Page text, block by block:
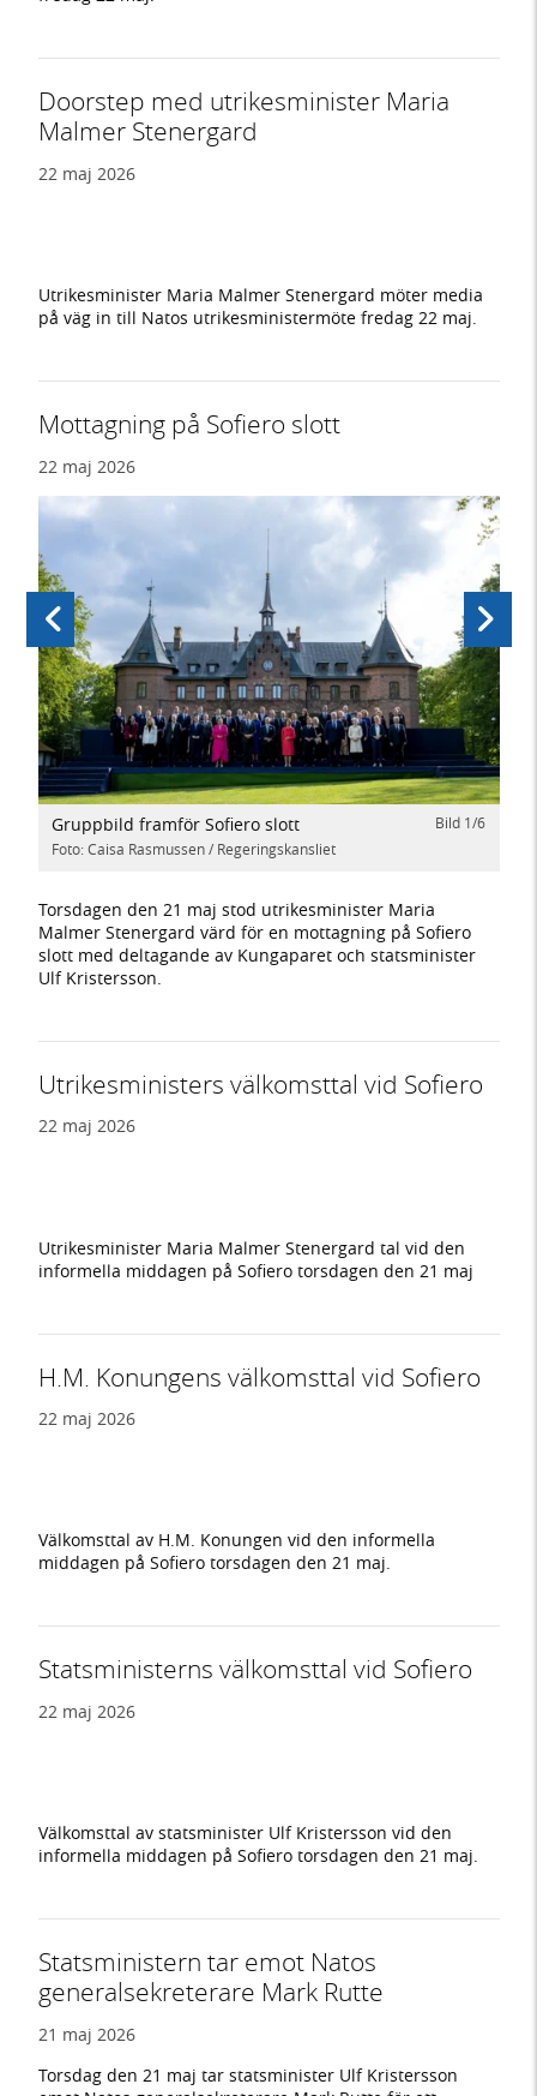
Doorstep med utrikesminister Maria
Malmer Stenergard
22 maj 2026
Utrikesminister Maria Malmer Stenergard möter media
på väg in till Natos utrikesministermöte fredag 22 maj.
Mottagning på Sofiero slott
22 maj 2026
Bild 1/6
Gruppbild framför Sofiero slott
Foto: Caisa Rasmussen / Regeringskansliet
Föregående Nästa
Torsdagen den 21 maj stod utrikesminister Maria
Malmer Stenergard värd för en mottagning på Sofiero
slott med deltagande av Kungaparet och statsminister
Ulf Kristersson.
Utrikesministers välkomsttal vid Sofiero
22 maj 2026
Utrikesminister Maria Malmer Stenergard tal vid den
informella middagen på Sofiero torsdagen den 21 maj
H.M. Konungens välkomsttal vid Sofiero
22 maj 2026
Välkomsttal av H.M. Konungen vid den informella
middagen på Sofiero torsdagen den 21 maj.
Statsministerns välkomsttal vid Sofiero
22 maj 2026
Välkomsttal av statsminister Ulf Kristersson vid den
informella middagen på Sofiero torsdagen den 21 maj.
Statsministern tar emot Natos
generalsekreterare Mark Rutte
21 maj 2026
Torsdag den 21 maj tar statsminister Ulf Kristersson